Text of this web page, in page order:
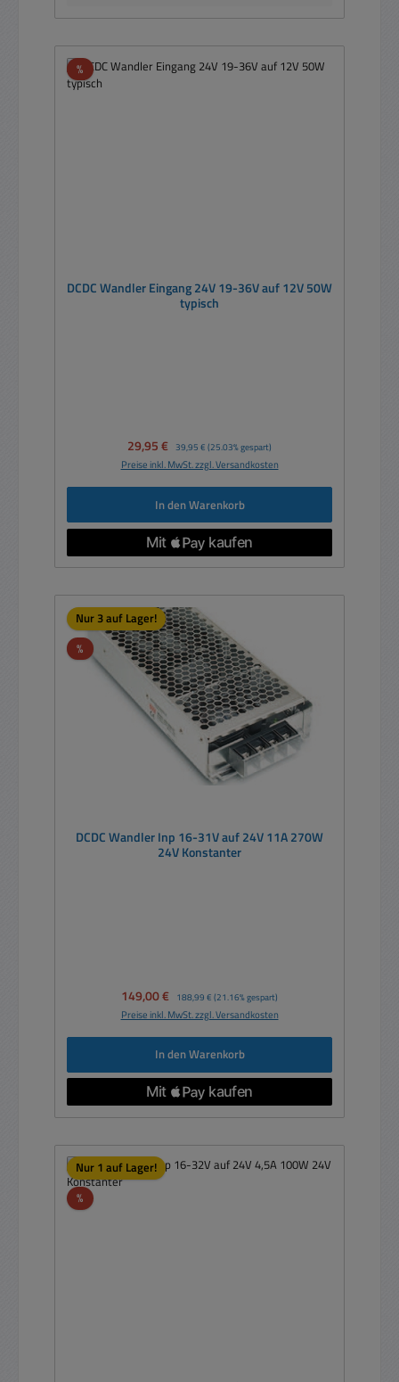
%Rabatt
DCDC Wandler Eingang 24V 19-36V auf 12V 50W
typisch
Verkaufspreis:
29,95 € Regulärer Preis:
39,95 € (25.03% gespart)
Preise inkl. MwSt. zzgl. Versandkosten
In den Warenkorb
Nur 3 auf Lager!
%Rabatt
DCDC Wandler Inp 16-31V auf 24V 11A 270W
24V Konstanter
Verkaufspreis:
149,00 € Regulärer Preis:
188,99 € (21.16% gespart)
Preise inkl. MwSt. zzgl. Versandkosten
In den Warenkorb
Nur 1 auf Lager!
%Rabatt